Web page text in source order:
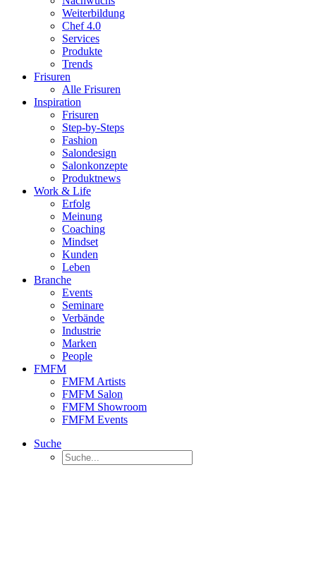
Weiterbildung
Chef 4.0
Services
Produkte
Trends
Frisuren
Alle Frisuren
Inspiration
Frisuren
Step-by-Steps
Fashion
Salondesign
Salonkonzepte
Produktnews
Work & Life
Erfolg
Meinung
Coaching
Mindset
Kunden
Leben
Branche
Events
Seminare
Verbände
Industrie
Marken
People
FMFM
FMFM Artists
FMFM Salon
FMFM Showroom
FMFM Events
Suche